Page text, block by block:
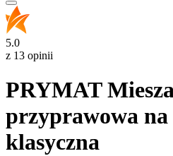
5.0
z 13 opinii
PRYMAT
przyprawowa
klasyczna